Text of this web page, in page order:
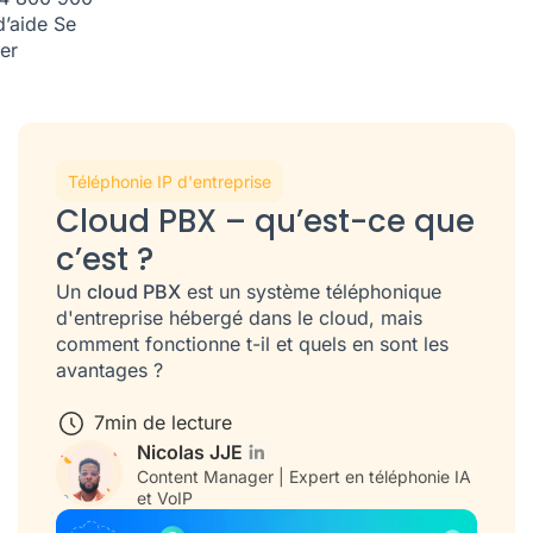
Se
Téléphonie IP d'entreprise
Cloud PBX – qu’est-ce que
c’est ?
Un cloud PBX est un système téléphonique
d'entreprise hébergé dans le cloud, mais
comment fonctionne t-il et quels en sont les
avantages ?
7min de lecture
Nicolas JJE
Content Manager | Expert en téléphonie IA
et VoIP